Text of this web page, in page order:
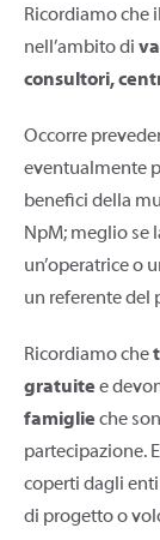
Ricordiamo che
nell’ambito di
consultori,
Occorre
eventualmente
benefici della
NpM; meglio se
un’operatrice o
un referente del
Ricordiamo che
gratuite e
famiglie che
partecipazione.
coperti dagli
di progetto o